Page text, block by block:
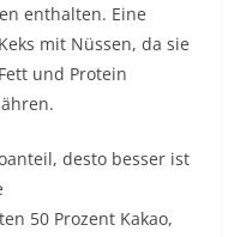
enthalten. Eine
mit Nüssen, da sie
und Protein
desto besser ist
50 Prozent Kakao,